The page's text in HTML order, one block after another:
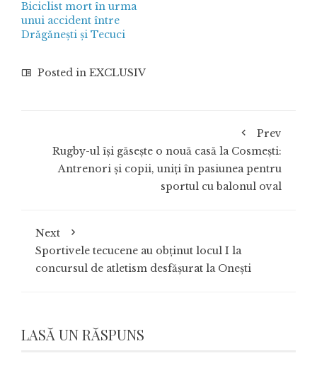
Biciclist mort în urma
unui accident între
Drăgănești și Tecuci
Posted in EXCLUSIV
Prev
Rugby-ul își găsește o nouă casă la Cosmești:
Antrenori și copii, uniți în pasiunea pentru
sportul cu balonul oval
Next
Sportivele tecucene au obținut locul I la
concursul de atletism desfășurat la Onești
LASĂ UN RĂSPUNS